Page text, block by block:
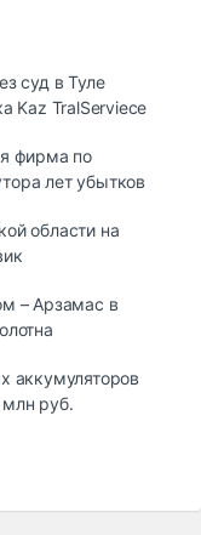
суд в Туле
Kaz TralServiece
фирма по
лет убытков
области на
– Арзамас в
аккумуляторов
млн руб.